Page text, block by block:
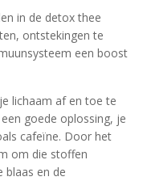
in de detox thee
ontstekingen te
een boost
lichaam af en toe te
goede oplossing, je
cafeïne. Door het
om die stoffen
blaas en de